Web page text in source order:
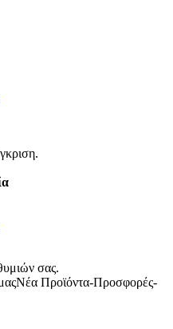
σας.
Νέα Προϊόντα-Προσφορές-